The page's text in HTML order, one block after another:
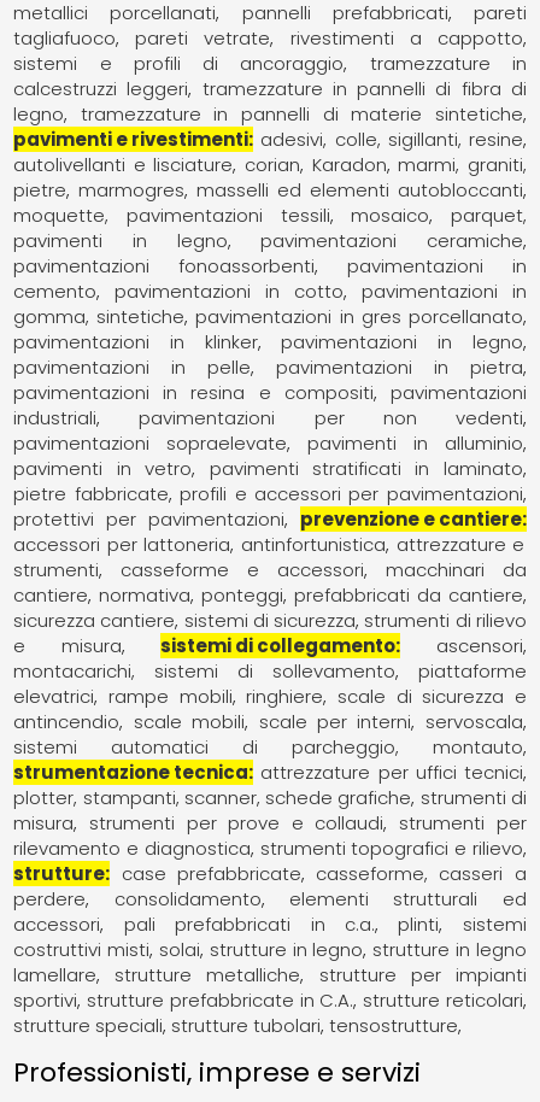
metallici porcellanati pannelli prefabbricati
pareti
tagliafuoco
pareti vetrate
rivestimenti a cappotto
sistemi e profili di ancoraggio
tramezzature in
calcestruzzi leggeri tramezzature in pannelli di fibra di
legno
tramezzature in pannelli di materie sintetiche
pavimenti e rivestimenti adesivi, colle, sigillanti, resine
autolivellanti e lisciature corian Karadon marmi, graniti,
pietre marmogres masselli ed elementi autobloccanti
moquette, pavimentazioni tessili
mosaico
parquet,
pavimenti in legno
pavimentazioni ceramiche
pavimentazioni fonoassorbenti
pavimentazioni in
cemento
pavimentazioni in cotto
pavimentazioni in
gomma, sintetiche pavimentazioni in gres porcellanato
pavimentazioni in klinker
pavimentazioni in legno
pavimentazioni in pelle
pavimentazioni in pietra
pavimentazioni in resina e compositi
pavimentazioni
industriali
pavimentazioni per non vedenti
pavimentazioni sopraelevate
pavimenti in alluminio
pavimenti in vetro
pavimenti stratificati in laminato
pietre fabbricate profili e accessori per pavimentazioni
protettivi per pavimentazioni
prevenzione e cantiere
accessori per lattoneria antinfortunistica attrezzature e
strumenti
casseforme e accessori
macchinari da
cantiere normativa ponteggi prefabbricati da cantiere
sicurezza cantiere sistemi di sicurezza strumenti di rilievo
e misura
sistemi di collegamento
ascensori
montacarichi, sistemi di sollevamento
piattaforme
elevatrici rampe mobili ringhiere
scale di sicurezza e
antincendio
scale mobili scale per interni
servoscala
sistemi automatici di parcheggio, montauto
strumentazione tecnica attrezzature per uffici tecnici
plotter, stampanti, scanner, schede grafiche strumenti di
misura
strumenti per prove e collaudi
strumenti per
rilevamento e diagnostica strumenti topografici e rilievo
strutture
case prefabbricate
casseforme, casseri a
perdere
consolidamento
elementi strutturali ed
accessori
pali prefabbricati in c.a. plinti
sistemi
costruttivi misti solai strutture in legno strutture in legno
lamellare
strutture metalliche
strutture per impianti
sportivi strutture prefabbricate in C.A. strutture reticolari
strutture speciali strutture tubolari tensostrutture
Professionisti, imprese e servizi